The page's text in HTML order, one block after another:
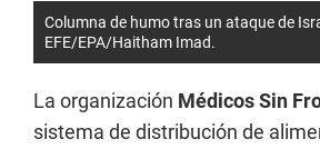
Columna de humo tras un ataque de
EFE/EPA/Haitham Imad.
La organización Médicos Sin
sistema de distribución de